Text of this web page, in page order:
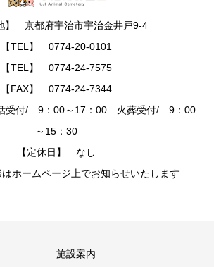
】 京都府宇治市宇治金井戸9-4
【TEL】 0774-20-0101
【TEL】 0774-24-7575
【FAX】 0774-24-7344
受付/ 9：00～17：00 火葬受付/ 9：00
～15：30
【定休日】 なし
ホームページ上でお知らせいたします
施設案内